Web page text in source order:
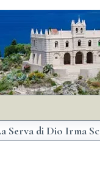
Serva di Dio Irma